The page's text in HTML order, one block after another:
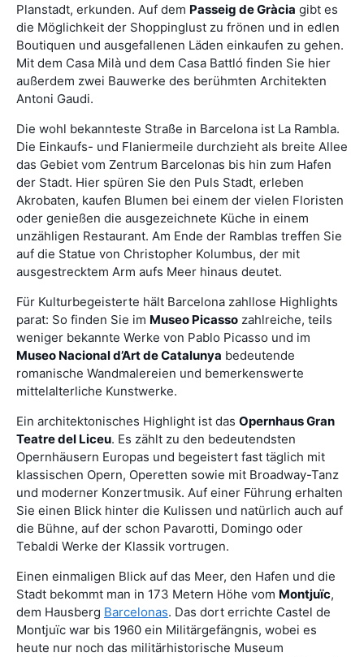
Planstadt, erkunden. Auf dem Passeig de Gràcia gibt es
die Möglichkeit der Shoppinglust zu frönen und in edlen
Boutiquen und ausgefallenen Läden einkaufen zu gehen.
Mit dem Casa Milà und dem Casa Battló finden Sie hier
außerdem zwei Bauwerke des berühmten Architekten
Antoni Gaudi.
Die wohl bekannteste Straße in Barcelona ist La Rambla.
Die Einkaufs- und Flaniermeile durchzieht als breite Allee
das Gebiet vom Zentrum Barcelonas bis hin zum Hafen
der Stadt. Hier spüren Sie den Puls Stadt, erleben
Akrobaten, kaufen Blumen bei einem der vielen Floristen
oder genießen die ausgezeichnete Küche in einem
unzähligen Restaurant. Am Ende der Ramblas treffen Sie
auf die Statue von Christopher Kolumbus, der mit
ausgestrecktem Arm aufs Meer hinaus deutet.
Für Kulturbegeisterte hält Barcelona zahllose Highlights
parat: So finden Sie im Museo Picasso zahlreiche, teils
weniger bekannte Werke von Pablo Picasso und im
Museo Nacional d’Art de Catalunya bedeutende
romanische Wandmalereien und bemerkenswerte
mittelalterliche Kunstwerke.
Ein architektonisches Highlight ist das Opernhaus Gran
Teatre del Liceu. Es zählt zu den bedeutendsten
Opernhäusern Europas und begeistert fast täglich mit
klassischen Opern, Operetten sowie mit Broadway-Tanz
und moderner Konzertmusik. Auf einer Führung erhalten
Sie einen Blick hinter die Kulissen und natürlich auch auf
die Bühne, auf der schon Pavarotti, Domingo oder
Tebaldi Werke der Klassik vortrugen.
Einen einmaligen Blick auf das Meer, den Hafen und die
Stadt bekommt man in 173 Metern Höhe vom Montjuïc,
dem Hausberg Barcelonas. Das dort errichte Castel de
Montjuïc war bis 1960 ein Militärgefängnis, wobei es
heute nur noch das militärhistorische Museum